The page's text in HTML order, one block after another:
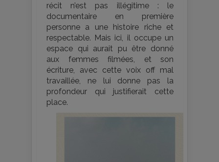
récit n’est pas illégitime : le
documentaire en première
personne a une histoire riche et
respectable. Mais ici, il occupe un
espace qui aurait pu être donné
aux femmes filmées, et son
écriture, avec cette voix off mal
travaillée, ne lui donne pas la
profondeur qui justifierait cette
place.